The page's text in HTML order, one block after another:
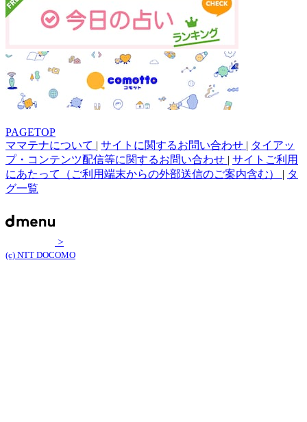
PAGETOP
ママテナについて | サイトに関するお問い合わせ | タイアッ
プ・コンテンツ配信等に関するお問い合わせ | サイトご利用
にあたって（ご利用端末からの外部送信のご案内含む） | タ
グ一覧
>
(c) NTT DOCOMO